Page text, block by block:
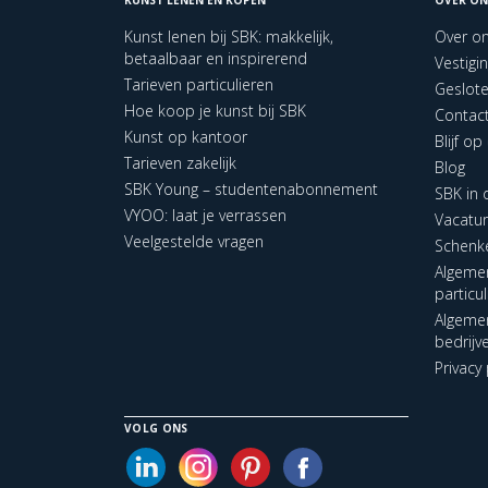
Kunst lenen bij SBK: makkelijk,
betaalbaar en inspirerend
Tarieven particulieren
Hoe koop je kunst bij SBK
Kunst op kantoor
Tarieven zakelijk
SBK Young – studentenabonnement
VYOO: laat je verrassen
Veelgestelde vragen
Over
Blijf op
Blog
SBK in
VOLG ONS